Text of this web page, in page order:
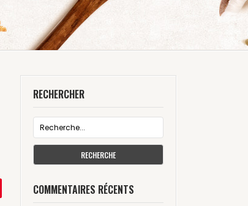
RECHERCHER
RECHERCHE
COMMENTAIRES RÉCENTS